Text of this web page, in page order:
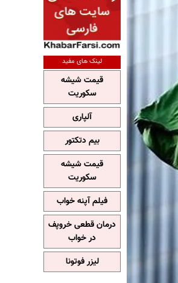
لینک های مفید
قیمت شیشه
سکوریت
آلپاری
بیم دتکتور
قیمت شیشه
سکوریت
فیلم آپنه خواب
درمان قطعی خروپف
در خواب
لیزر فوتونا